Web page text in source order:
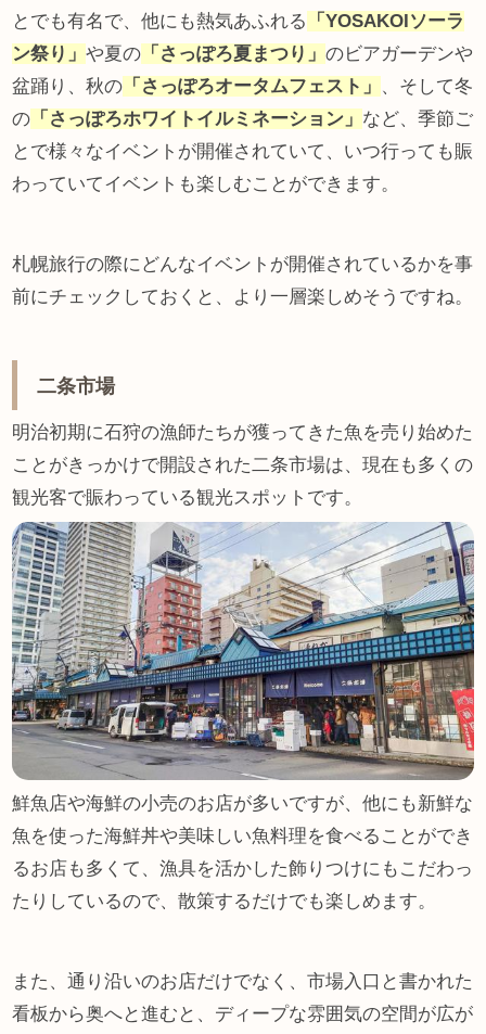
とでも有名で、他にも熱気あふれる
「YOSAKOIソーラ
ン祭り」や夏の 「さっぽろ夏まつり」のビアガーデンや
盆踊り、秋の 「さっぽろオータムフェスト」 、そして冬
の 「さっぽろホワイトイルミネーション」 など、季節ご
とで様々なイベントが開催されていて、いつ行っても賑
わっていてイベントも楽しむことができます。
札幌旅行の際にどんなイベントが開催されているかを事
前にチェックしておくと、より一層楽しめそうですね。
二条市場
明治初期に石狩の漁師たちが獲ってきた魚を売り始めた
ことがきっかけで開設された二条市場は、現在も多くの
観光客で賑わっている観光スポットです。
鮮魚店や海鮮の小売のお店が多いですが、他にも新鮮な
魚を使った海鮮丼や美味しい魚料理を食べることができ
るお店も多くて、漁具を活かした飾りつけにもこだわっ
たりしているので、散策するだけでも楽しめます。
また、通り沿いのお店だけでなく、市場入口と書かれた
看板から奥へと進むと、ディープな雰囲気の空間が広が